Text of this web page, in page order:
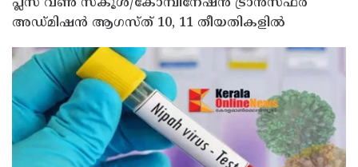
അഡ്മിഷൻ ആഗസ്ത് 10, 11 തീയതികളിൽ